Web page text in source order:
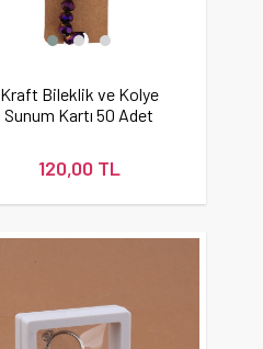
Kraft Bileklik ve Kolye
Sunum Kartı 50 Adet
120,00 TL